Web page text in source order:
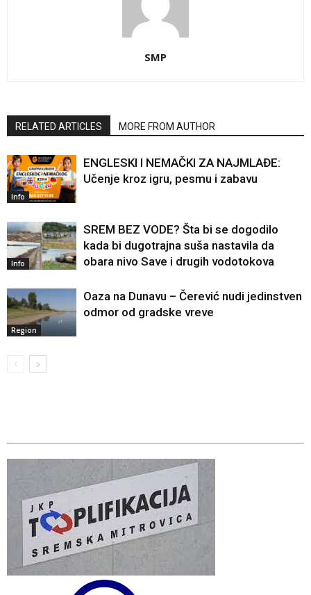
SMP
RELATED ARTICLES MORE FROM AUTHOR
Info
ENGLESKI I NEMAČKI ZA NAJMLAĐE:
Učenje kroz igru, pesmu i zabavu
Info
SREM BEZ VODE? Šta bi se dogodilo
kada bi dugotrajna suša nastavila da
obara nivo Save i drugih vodotokova
Region
Oaza na Dunavu – Čerević nudi jedinstven
odmor od gradske vreve